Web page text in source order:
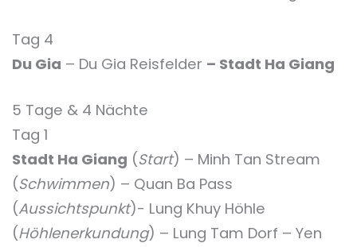
Tag 4
Du Gia – Du Gia Reisfelder – Stadt Ha Giang
5 Tage & 4 Nächte
Tag 1
Stadt Ha Giang (Start) – Minh Tan Stream
(Schwimmen) – Quan Ba Pass
(Aussichtspunkt)- Lung Khuy Höhle
(Höhlenerkundung) – Lung Tam Dorf – Yen